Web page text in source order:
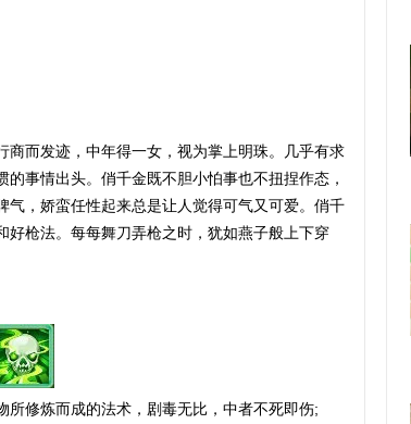
商而发迹，中年得一女，视为掌上明珠。几乎有求
事情出头。俏千金既不胆小怕事也不扭捏作态，
，娇蛮任性起来总是让人觉得可气又可爱。俏千
枪法。每每舞刀弄枪之时，犹如燕子般上下穿
所修炼而成的法术，剧毒无比，中者不死即伤;